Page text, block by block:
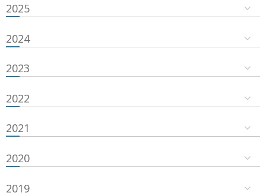
2025
2024
2023
2022
2021
2020
2019